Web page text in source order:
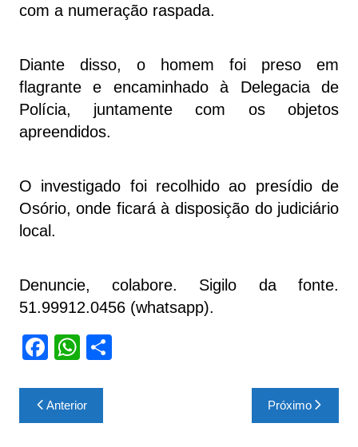
com a numeração raspada.
Diante disso, o homem foi preso em
flagrante e encaminhado à Delegacia de
Polícia, juntamente com os objetos
apreendidos.
O investigado foi recolhido ao presídio de
Osório, onde ficará à disposição do judiciário
local.
Denuncie, colabore. Sigilo da fonte.
51.99912.0456 (whatsapp).
F
c
e
W
at
s
S
Navegação
de
Anterior Próximo